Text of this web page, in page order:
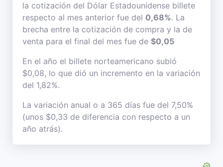
la cotización del Dólar Estadounidense billete
respecto al mes anterior fue del 0,68%. La
brecha entre la cotización de compra y la de
venta para el final del mes fue de $0,05
En el año el billete norteamericano subió
$0,08, lo que dió un incremento en la variación
del 1,82%.
La variación anual o a 365 días fue del 7,50%
(unos $0,33 de diferencia con respecto a un
año atrás).